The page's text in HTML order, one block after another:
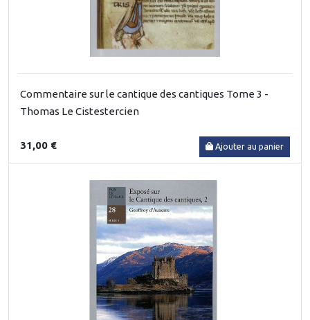
Commentaire sur le cantique des cantiques Tome 3 -
Thomas Le Cistestercien
31,00 € Ajouter au panier